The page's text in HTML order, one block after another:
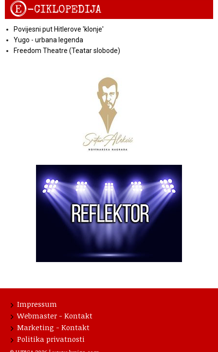
E-CIKLOPEDIJA
Povijesni put Hitlerove 'klonje'
Yugo - urbana legenda
Freedom Theatre (Teatar slobode)
Impressum
Webmaster - Kontakt
Marketing - Kontakt
Politika privatnosti